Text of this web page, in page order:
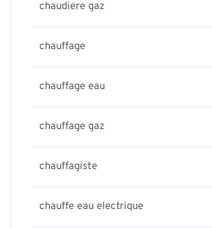
chaudiere gaz
chauffage
chauffage eau
chauffage gaz
chauffagiste
chauffe eau electrique